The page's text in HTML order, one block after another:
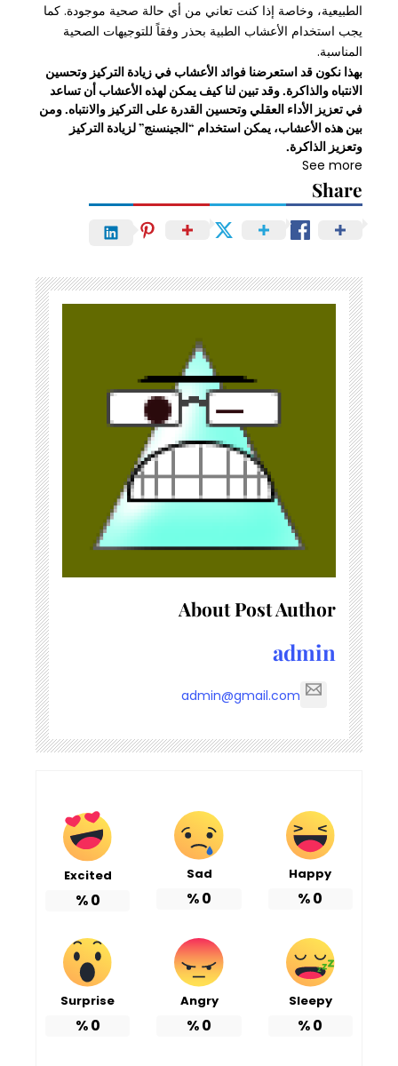
الطبيعية، وخاصة إذا كنت تعاني من أي حالة صحية موجودة. كما
يجب استخدام الأعشاب الطبية بحذر وفقاً للتوجيهات الصحية
المناسبة.
بهذا نكون قد استعرضنا فوائد الأعشاب في زيادة التركيز وتحسين
الانتباه والذاكرة. وقد تبين لنا كيف يمكن لهذه الأعشاب أن تساعد
في تعزيز الأداء العقلي وتحسين القدرة على التركيز والانتباه. ومن
بين هذه الأعشاب، يمكن استخدام “الجينسنج” لزيادة التركيز
وتعزيز الذاكرة.
See more
Share
About Post Author
admin
admin@gmail.com
Happy
0
%
Sad
0
%
Excited
0
%
Sleepy
0
%
Angry
0
%
Surprise
0
%